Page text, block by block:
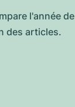
l'année de
des articles.